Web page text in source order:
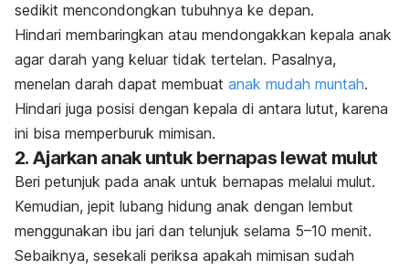
sedikit mencondongkan tubuhnya ke depan.
Hindari membaringkan atau mendongakkan kepala anak
agar darah yang keluar tidak tertelan. Pasalnya,
menelan darah dapat membuat anak mudah muntah.
Hindari juga posisi dengan kepala di antara lutut, karena
ini bisa memperburuk mimisan.
2. Ajarkan anak untuk bernapas lewat mulut
Beri petunjuk pada anak untuk bernapas melalui mulut.
Kemudian, jepit lubang hidung anak dengan lembut
menggunakan ibu jari dan telunjuk selama 5–10 menit.
Sebaiknya, sesekali periksa apakah mimisan sudah